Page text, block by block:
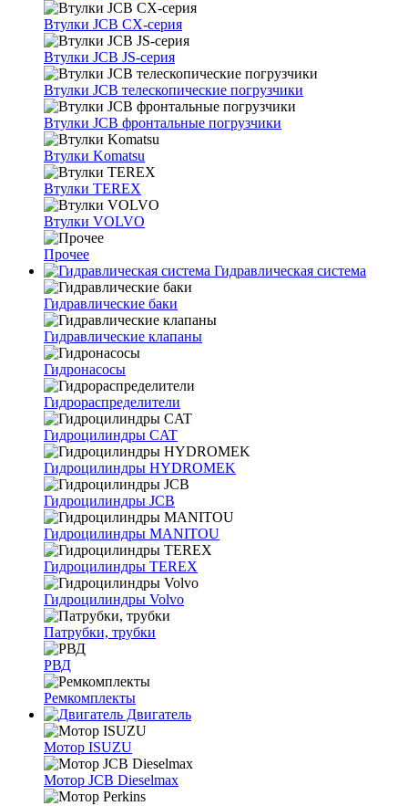
Втулки JCB CX-серия
Втулки JCB JS-серия
Втулки JCB телескопические погрузчики
Втулки JCB фронтальные погрузчики
Втулки Komatsu
Втулки TEREX
Втулки VOLVO
Прочее
Гидравлическая система
Гидравлические баки
Гидравлические клапаны
Гидронасосы
Гидрораспределители
Гидроцилиндры CAT
Гидроцилиндры HYDROMEK
Гидроцилиндры JCB
Гидроцилиндры MANITOU
Гидроцилиндры TEREX
Гидроцилиндры Volvo
Патрубки, трубки
РВД
Ремкомплекты
Двигатель
Мотор ISUZU
Мотор JCB Dieselmax